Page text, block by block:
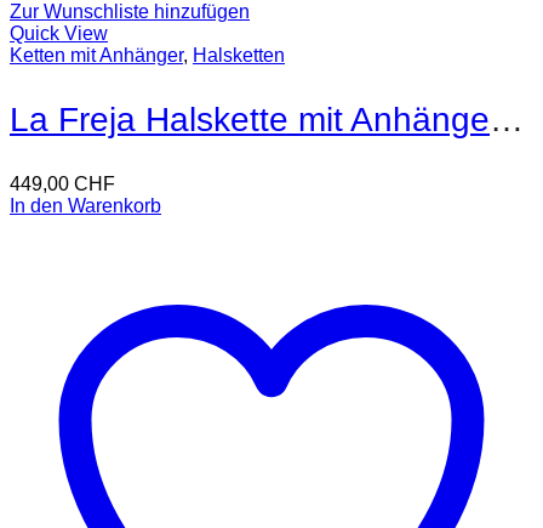
Zur Wunschliste hinzufügen
Quick View
Ketten mit Anhänger, Halsketten
La Freja Halskette mit Anhänger 18kt Gold
449,00 CHF
In den Warenkorb